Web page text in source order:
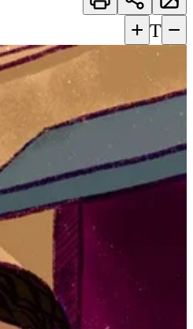
−
T
+